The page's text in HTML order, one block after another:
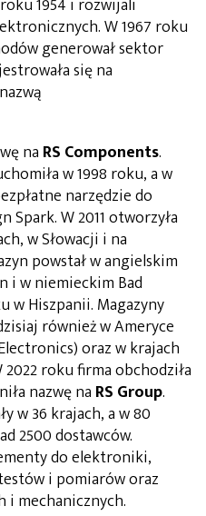
W 1967 roku
generował sektor
się na
naRS Components.
w 1998 roku, a w
narzędzie do
Spark. W 2011 otworzyła
w Słowacji i na
powstał w angielskim
i w niemieckim Bad
w Hiszpanii. Magazyny
również w Ameryce
oraz w krajach
roku firma obchodziła
nazwę na RS Group.
w 36 krajach, a w 80
2500 dostawców.
do elektroniki,
i pomiarów oraz
i mechanicznych.